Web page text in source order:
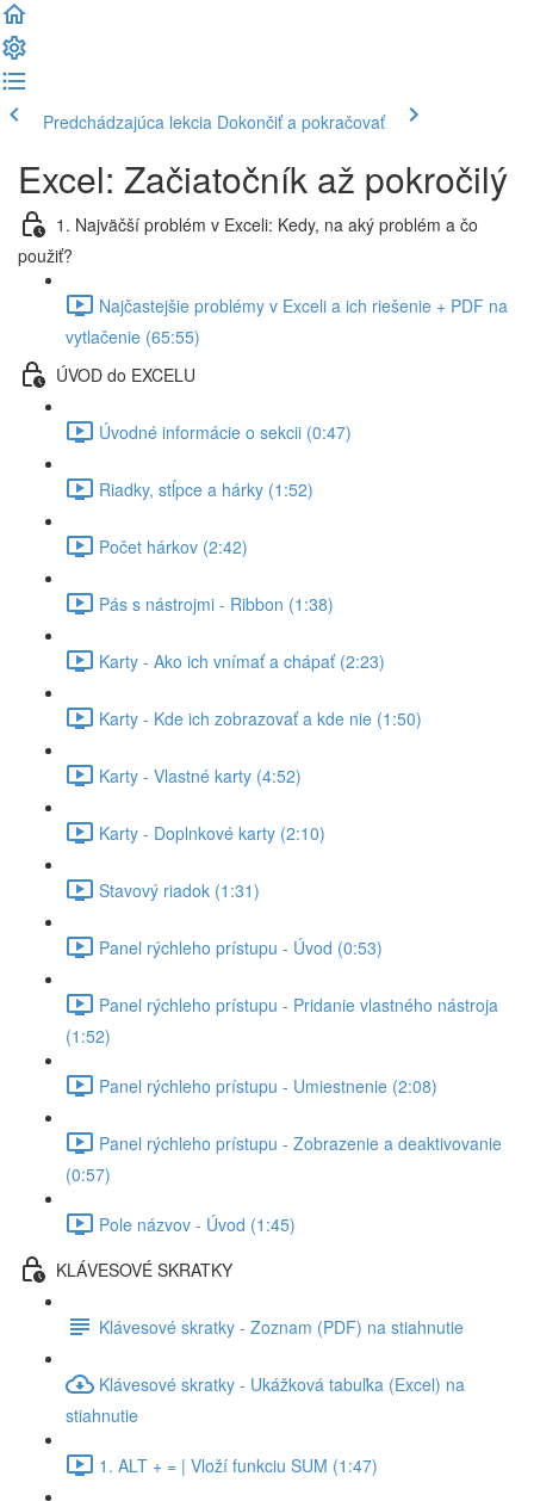
Predchádzajúca lekcia Dokončiť a pokračovať
Excel: Začiatočník až pokročilý
1. Najväčší problém v Exceli: Kedy, na aký problém a čo
použiť?
Najčastejšie problémy v Exceli a ich riešenie + PDF na
vytlačenie (65:55)
ÚVOD do EXCELU
Úvodné informácie o sekcii (0:47)
Riadky, stĺpce a hárky (1:52)
Počet hárkov (2:42)
Pás s nástrojmi - Ribbon (1:38)
Karty - Ako ich vnímať a chápať (2:23)
Karty - Kde ich zobrazovať a kde nie (1:50)
Karty - Vlastné karty (4:52)
Karty - Doplnkové karty (2:10)
Stavový riadok (1:31)
Panel rýchleho prístupu - Úvod (0:53)
Panel rýchleho prístupu - Pridanie vlastného nástroja
(1:52)
Panel rýchleho prístupu - Umiestnenie (2:08)
Panel rýchleho prístupu - Zobrazenie a deaktivovanie
(0:57)
Pole názvov - Úvod (1:45)
KLÁVESOVÉ SKRATKY
Klávesové skratky - Zoznam (PDF) na stiahnutie
Klávesové skratky - Ukážková tabuľka (Excel) na
stiahnutie
1. ALT + = | Vloží funkciu SUM (1:47)